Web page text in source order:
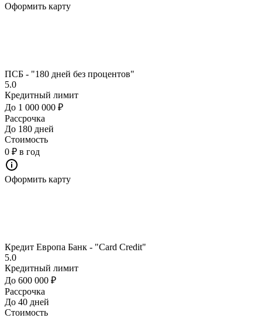
Оформить карту
ПСБ - "180 дней без процентов"
5.0
Кредитный лимит
До 1 000 000 ₽
Рассрочка
До 180 дней
Стоимость
0 ₽ в год
Оформить карту
Кредит Европа Банк - "Card Credit"
5.0
Кредитный лимит
До 600 000 ₽
Рассрочка
До 40 дней
Стоимость